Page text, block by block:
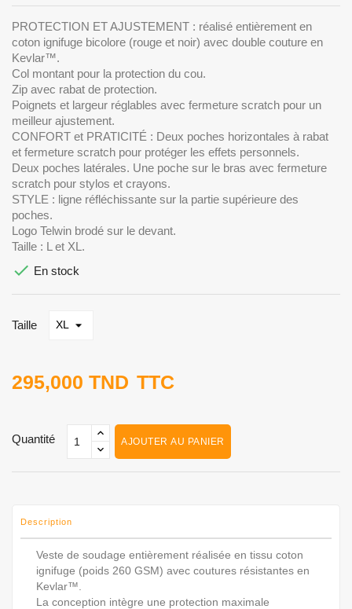
PROTECTION ET AJUSTEMENT : réalisé entièrement en
coton ignifuge bicolore (rouge et noir) avec double couture en
Kevlar™.
Col montant pour la protection du cou.
Zip avec rabat de protection.
Poignets et largeur réglables avec fermeture scratch pour un
meilleur ajustement.
CONFORT et PRATICITÉ : Deux poches horizontales à rabat
et fermeture scratch pour protéger les effets personnels.
Deux poches latérales. Une poche sur le bras avec fermeture
scratch pour stylos et crayons.
STYLE : ligne réfléchissante sur la partie supérieure des
poches.
Logo Telwin brodé sur le devant.
Taille : L et XL.
 En stock
Taille
295,000 TND TTC
Quantité AJOUTER AU PANIER
Description
Veste de soudage entièrement réalisée en tissu coton
ignifuge (poids 260 GSM) avec coutures résistantes en
Kevlar™.
La conception intègre une protection maximale